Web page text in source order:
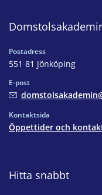
Postadress
551 81 Jönköping
E-post
Kontaktsida
Öppettider och
Hitta snabbt